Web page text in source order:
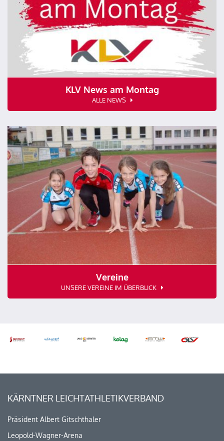
KLV News am Montag
ALLE NEWS
Vereine
UNSERE VEREINE IM ÜBERBLICK
KÄRNTNER LEICHTATHLETIKVERBAND
Präsident Albert Gitschthaler
Leopold-Wagner-Arena